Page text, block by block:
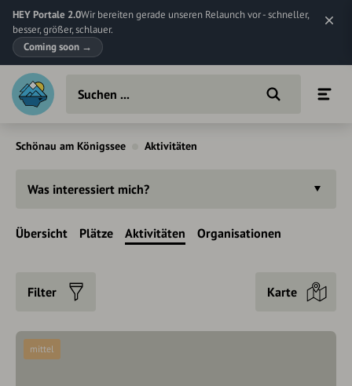
HEY Portale 2.0Wir bereiten gerade unseren Relaunch vor - schneller,
besser, größer, schlauer.
Coming soon →
Schönau am Königssee Aktivitäten
Was interessiert mich?
Übersicht Plätze Aktivitäten Organisationen
Filter Karte
mittel